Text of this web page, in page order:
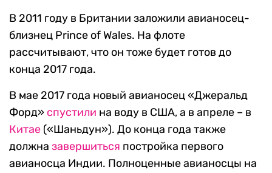
В 2011 году в Британии заложили авианосец-
близнец Prince of Wales. На флоте
рассчитывают, что он тоже будет готов до
конца 2017 года.
В мае 2017 года новый авианосец «Джеральд
Форд» спустили на воду в США, а в апреле – в
Китае («Шаньдун»). До конца года также
должна завершиться постройка первого
авианосца Индии. Полноценные авианосцы на